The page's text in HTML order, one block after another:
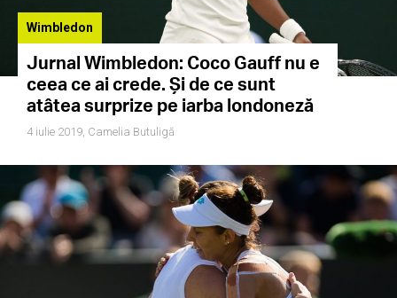
Wimbledon
Jurnal Wimbledon: Coco Gauff nu e
ceea ce ai crede. Și de ce sunt
atâtea surprize pe iarba londoneză
4 iulie 2019, Camelia Butuligă